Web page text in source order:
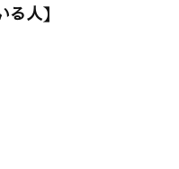
る人】